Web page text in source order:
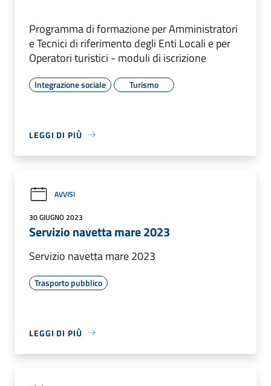
Programma di formazione per Amministratori
e Tecnici di riferimento degli Enti Locali e per
Operatori turistici - moduli di iscrizione
Integrazione sociale Turismo
LEGGI DI PIÙ
AVVISI
30 GIUGNO 2023
Servizio navetta mare 2023
Servizio navetta mare 2023
Trasporto pubblico
LEGGI DI PIÙ